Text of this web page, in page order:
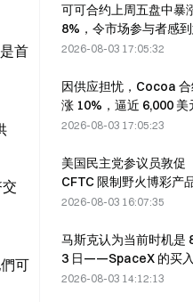
首
可
可可合约上周五盘中暴
8%，令市场参与者感
2026-08-03 17:05:32
因供应担忧，Cocoa
涨 10%，逼近 6,000 美
2026-08-03 17:05:23
美国民主党参议员敦促
CFTC 限制野火博彩产
因创纪录的野火季节
2026-08-03 16:07:35
马斯克认为当前时机是
3 日——SpaceX 的买
机
2026-08-03 14:12:13